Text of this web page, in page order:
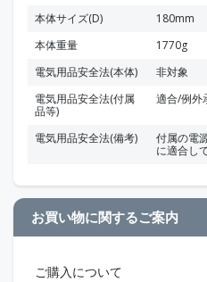
本体サイズ(D)
180mm
本体重量
1770g
電気用品安全法(本体)
非対象
電気用品安全法(付属
品等)
適合/例外
電気用品安全法(備考)
付属の電
に適合し
お買い物に関するご案内
ご購入について